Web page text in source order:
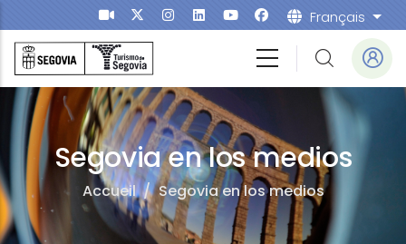
Aller au contenu principal Français
Segovia en los medios
Accueil/ Segovia en los medios